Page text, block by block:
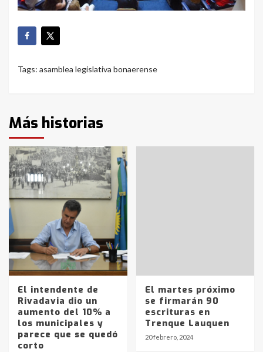
Tags: asamblea legislativa bonaerense
Más historias
El intendente de
Rivadavia dio un
aumento del 10% a
los municipales y
parece que se quedó
corto
El martes próximo
se firmarán 90
escrituras en
Trenque Lauquen
20 febrero, 2024